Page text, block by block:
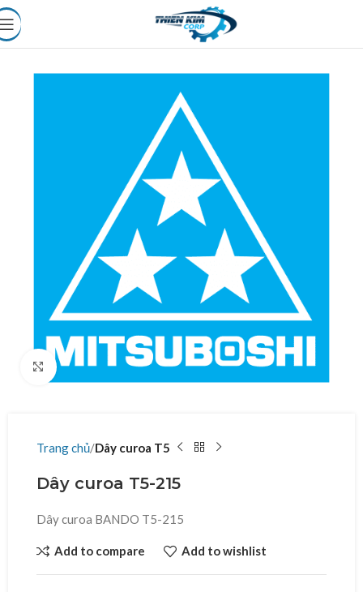
Click to enlarge
Trang chủ Dây curoa T5
Dây curoa T5-215
Dây curoa BANDO T5-215
Add to compare Add to wishlist